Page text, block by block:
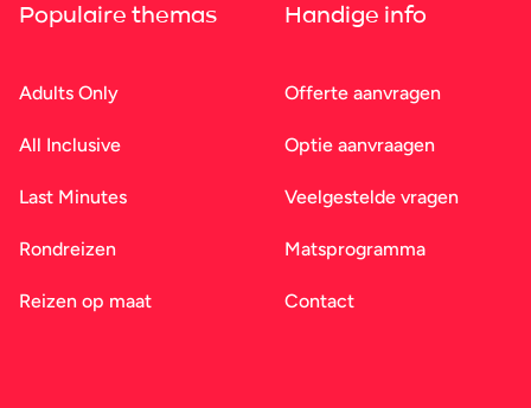
Populaire themas
Adults Only
All Inclusive
Last Minutes
Rondreizen
Reizen op maat
Handige info
Offerte aanvragen
Optie aanvraagen
Veelgestelde vragen
Matsprogramma
Contact